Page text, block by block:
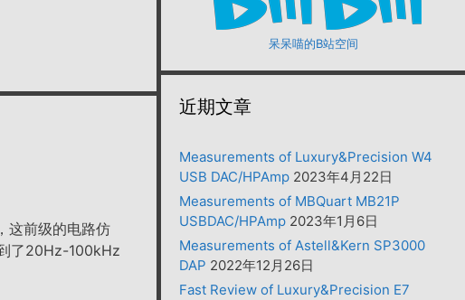
这前级的电路仿
了20Hz-100kHz
呆呆喵的B站空间
近期文章
Measurements of Luxury&Precision W4
USB DAC/HPAmp 2023年4月22日
Measurements of MBQuart MB21P
USBDAC/HPAmp 2023年1月6日
Measurements of Astell&Kern SP3000
DAP 2022年12月26日
Fast Review of Luxury&Precision E7